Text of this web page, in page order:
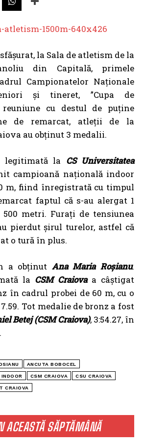
ACEASTĂ SĂPTĂMÂNĂ
la Sala de atletism de la
din Capitală, primele
Campionatelor Naţionale
şi tineret, ”Cupa de
cu destul de puţine
de remarcat, atleții de la
au obținut 3 medalii.
legitimată la CS Universitatea
campioană națională indoor
m, fiind înregistrată cu timpul
faptul că s-au alergat 1
metri. Furaţi de tensiunea
pierdut şirul turelor, astfel că
o tură în plus.
a obţinut Ana Maria Roșianu.
la CSM Craiovaa câștigat
în cadrul probei de 60 m, cu o
Tot medalie de bronz a fost
Betej (CSM Craiova), 3:54.27, în
ANCUTA BOBOCEL
CSM CRAIOVA CSU CRAIOVA
CRAIOVA